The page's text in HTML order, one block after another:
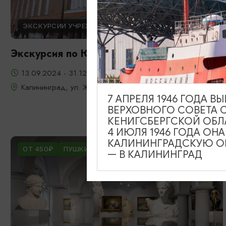
ЭКСКУРСИИ УЧРЕЖДЕНИЙ КУЛЬТУРЫ
Экскурсия по Южному вокзалу
13.09.2024 - 31.12.2026
Калининград, ул. Железнодорожная, д. 13-23
ОТ 450₽ ПУШКИНСКАЯ КАРТА
7 АПРЕЛЯ 1946 ГОДА
ВЕРХОВНОГО СОВЕТА
КЕНИГСБЕРГСКОЙ
4 ИЮЛЯ 1946 ГОДА
КАЛИНИНГРАДСКУЮ
— В КАЛИНИНГРАД